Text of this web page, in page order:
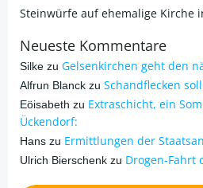
Steinwürfe auf ehemalige Kirche
Neueste Kommentare
Silke zu Gelsenkirchen geht den
Alfrun Blanck zu Schandflecken
Eöisabeth zu Extraschicht, ein
Ückendorf:
Hans zu Ermittlungen der
Ulrich Bierschenk zu Drogen-Fahrt